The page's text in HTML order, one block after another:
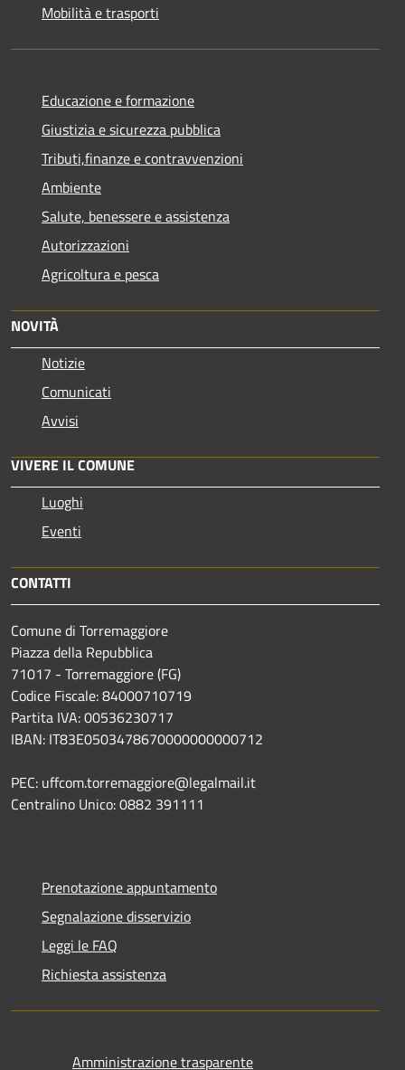
Mobilità e trasporti
Educazione e formazione
Giustizia e sicurezza pubblica
Tributi,finanze e contravvenzioni
Ambiente
Salute, benessere e assistenza
Autorizzazioni
Agricoltura e pesca
NOVITÀ
Notizie
Comunicati
Avvisi
VIVERE IL COMUNE
Luoghi
Eventi
CONTATTI
Comune di Torremaggiore
Piazza della Repubblica
71017 - Torremaggiore (FG)
Codice Fiscale: 84000710719
Partita IVA: 00536230717
IBAN: IT83E0503478670000000000712
PEC: uffcom.torremaggiore@legalmail.it
Centralino Unico: 0882 391111
Prenotazione appuntamento
Segnalazione disservizio
Leggi le FAQ
Richiesta assistenza
Amministrazione trasparente